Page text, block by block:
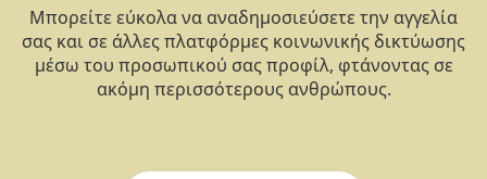
Μπορείτε εύκολα να αναδημοσιεύσετε την αγγελία
σας και σε άλλες πλατφόρμες κοινωνικής δικτύωσης
μέσω του προσωπικού σας προφίλ, φτάνοντας σε
ακόμη περισσότερους ανθρώπους.